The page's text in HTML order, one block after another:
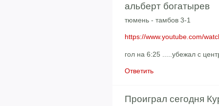
альберт богатырев
тюмень - тамбов 3-1
https://www.youtube.com/
гол на 6:25 .....убежал с
Ответить
Проиграл сегодня